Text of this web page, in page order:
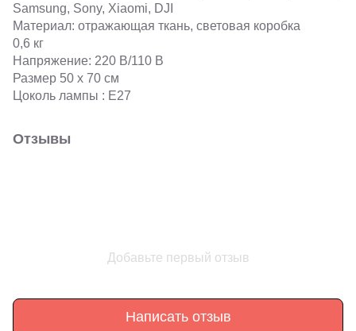
Samsung, Sony, Xiaomi, DJI
Материал: отражающая ткань, световая коробка
0,6 кг
Напряжение: 220 В/110 В
Размер 50 х 70 см
Цоколь лампы : E27
Отзывы
Добавьте первый отзыв
Написать отзыв